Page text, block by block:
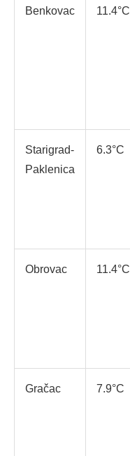
Benkovac 11.4°C
Starigrad-
Paklenica
6.3°C
Obrovac 11.4°C
Gračac 7.9°C